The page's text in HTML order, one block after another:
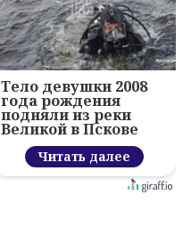
Тело девушки 2008
года рождения
подняли из реки
Великой в Пскове
Читать далее